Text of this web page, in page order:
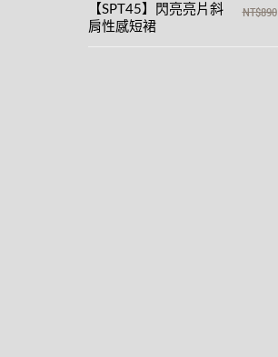
【SPT45】閃亮亮片斜
肩性感短裙
NT$890